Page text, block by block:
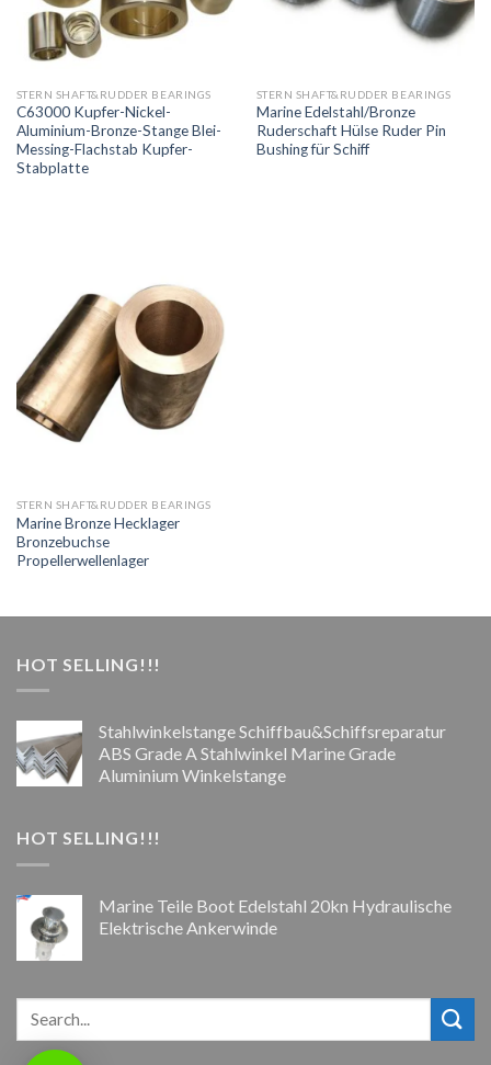
STERN SHAFT&RUDDER BEARINGS
C63000 Kupfer-Nickel-
Aluminium-Bronze-Stange Blei-
Messing-Flachstab Kupfer-
Stabplatte
STERN SHAFT&RUDDER BEARINGS
Marine Edelstahl/Bronze
Ruderschaft Hülse Ruder Pin
Bushing für Schiff
STERN SHAFT&RUDDER BEARINGS
Marine Bronze Hecklager
Bronzebuchse
Propellerwellenlager
HOT SELLING!!!
Stahlwinkelstange Schiffbau&Schiffsreparatur
ABS Grade A Stahlwinkel Marine Grade
Aluminium Winkelstange
HOT SELLING!!!
Marine Teile Boot Edelstahl 20kn Hydraulische
Elektrische Ankerwinde